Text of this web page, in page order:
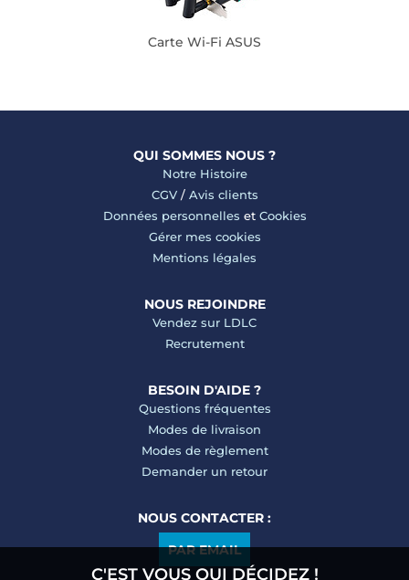
Carte Wi-Fi ASUS
QUI SOMMES NOUS ?
Notre Histoire
CGV/ Avis clients
Données personnelles et Cookies
Gérer mes cookies
Mentions légales
NOUS REJOINDRE
Vendez sur LDLC
Recrutement
BESOIN D'AIDE ?
Questions fréquentes
Modes de livraison
Modes de règlement
Demander un retour
NOUS CONTACTER :
PAR EMAIL
C'EST VOUS QUI DÉCIDEZ !